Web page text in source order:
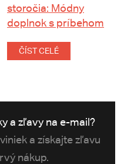
storočia: Módny
doplnok s príbehom
ČÍST CELÉ
a zľavy na e-mail?
a získajte zľavu
nákup.